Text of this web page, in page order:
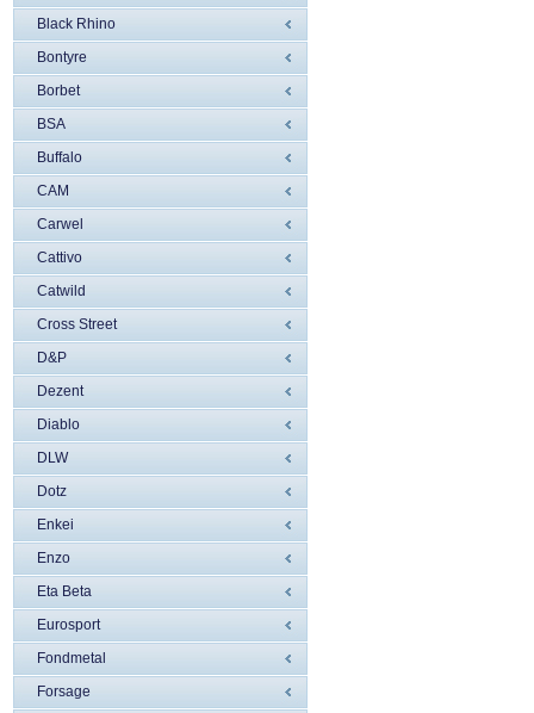
Black Rhino
Bontyre
Borbet
BSA
Buffalo
CAM
Carwel
Cattivo
Catwild
Cross Street
D&P
Dezent
Diablo
DLW
Dotz
Enkei
Enzo
Eta Beta
Eurosport
Fondmetal
Forsage